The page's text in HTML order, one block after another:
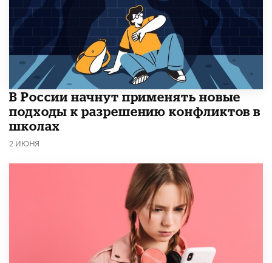
В России начнут применять новые
подходы к разрешению конфликтов в
школах
2 ИЮНЯ